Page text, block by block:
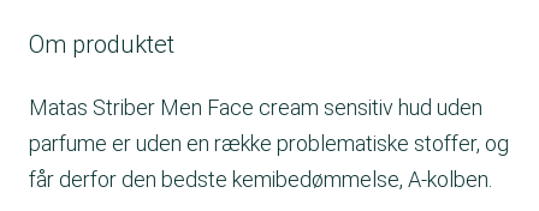
Om produktet
Matas Striber Men Face cream sensitiv hud uden
parfume er uden en række problematiske stoffer, og
får derfor den bedste kemibedømmelse, A-kolben.